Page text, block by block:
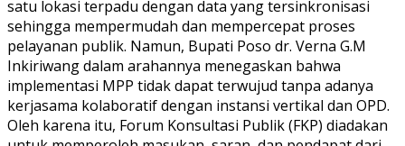
satu lokasi terpadu dengan data yang tersinkronisasi
sehingga mempermudah dan mempercepat proses
pelayanan publik. Namun, Bupati Poso dr. Verna G.M
Inkiriwang dalam arahannya menegaskan bahwa
implementasi MPP tidak dapat terwujud tanpa adanya
kerjasama kolaboratif dengan instansi vertikal dan OPD.
Oleh karena itu, Forum Konsultasi Publik (FKP) diadakan